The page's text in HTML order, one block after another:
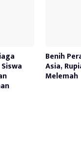
Benih
Asia,
Melemah